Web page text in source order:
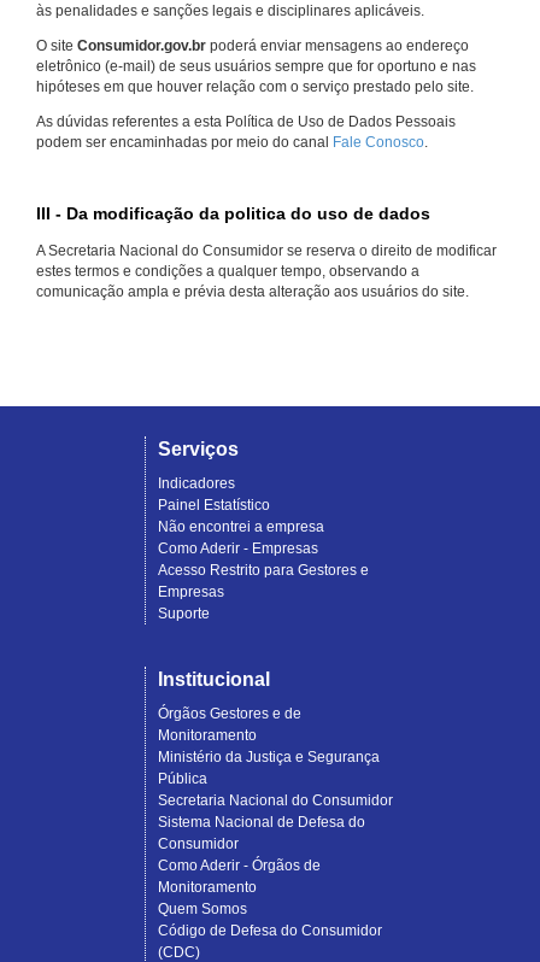
às penalidades e sanções legais e disciplinares aplicáveis.
O site Consumidor.gov.br poderá enviar mensagens ao endereço
eletrônico (e-mail) de seus usuários sempre que for oportuno e nas
hipóteses em que houver relação com o serviço prestado pelo site.
As dúvidas referentes a esta Política de Uso de Dados Pessoais
podem ser encaminhadas por meio do canal Fale Conosco.
III - Da modificação da politica do uso de dados
A Secretaria Nacional do Consumidor se reserva o direito de modificar
estes termos e condições a qualquer tempo, observando a
comunicação ampla e prévia desta alteração aos usuários do site.
Serviços
Indicadores
Painel Estatístico
Não encontrei a empresa
Como Aderir - Empresas
Acesso Restrito para Gestores e
Empresas
Suporte
Institucional
Órgãos Gestores e de
Monitoramento
Ministério da Justiça e Segurança
Pública
Secretaria Nacional do Consumidor
Sistema Nacional de Defesa do
Consumidor
Como Aderir - Órgãos de
Monitoramento
Quem Somos
Código de Defesa do Consumidor
(CDC)